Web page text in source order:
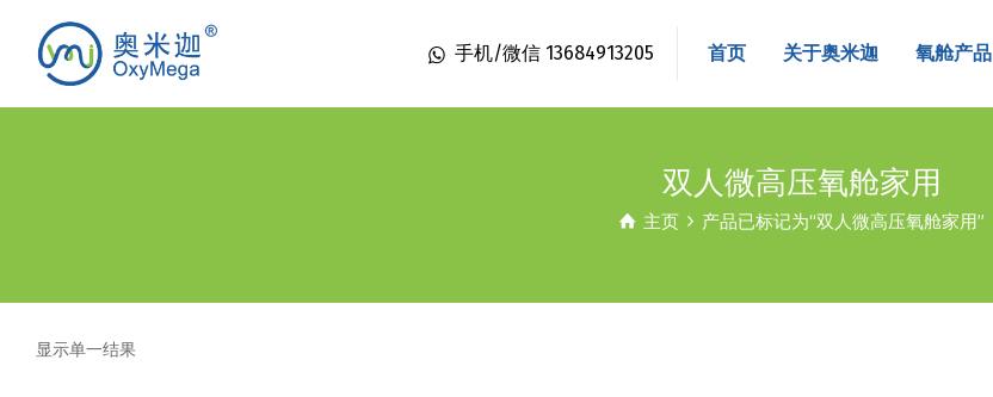
手机/微信 13684913205 首页 关于奥米迦 氧舱产品
双人微高压氧舱家用
主页 产品已标记为“双人微高压氧舱家用”
显示单一结果